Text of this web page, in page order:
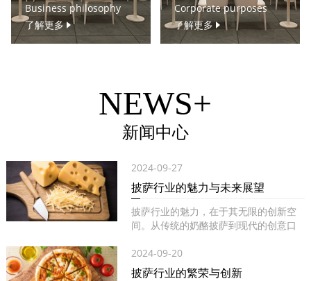
Business philosophy
了解更多
Corporate purposes
了解更多
NEWS+
新闻中心
2024-09-27
披萨行业的魅力与未来展望
披萨行业的魅力，在于其无限的创新空
间。从传统的奶酪披萨到现代的创意口
2024-09-20
披萨行业的繁荣与创新